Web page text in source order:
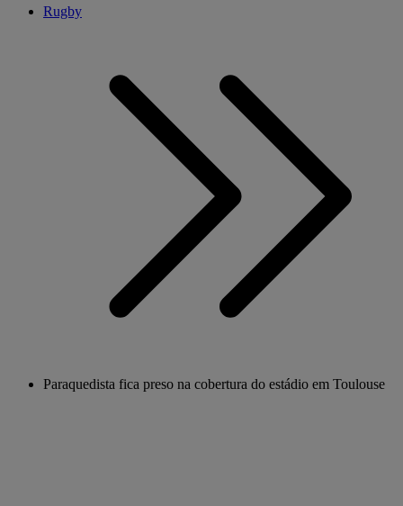
Rugby
Paraquedista fica preso na cobertura do estádio em Toulouse